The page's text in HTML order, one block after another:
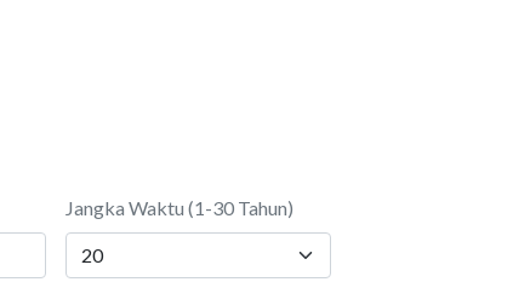
Jangka Waktu (1-30 Tahun)